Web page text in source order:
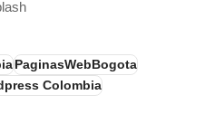
PaginasWebBogota
Colombia